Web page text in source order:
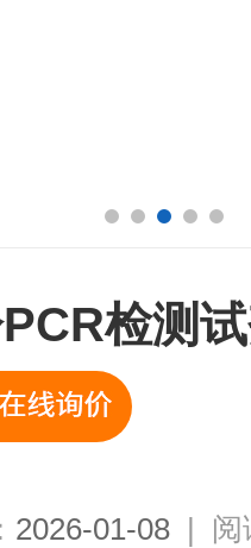
检测
2026-01-08 | 阅